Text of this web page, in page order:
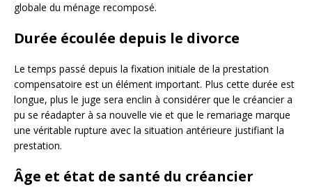
globale du ménage recomposé.
Durée écoulée depuis le divorce
Le temps passé depuis la fixation initiale de la prestation
compensatoire est un élément important. Plus cette durée est
longue, plus le juge sera enclin à considérer que le créancier a
pu se réadapter à sa nouvelle vie et que le remariage marque
une véritable rupture avec la situation antérieure justifiant la
prestation.
Âge et état de santé du créancier